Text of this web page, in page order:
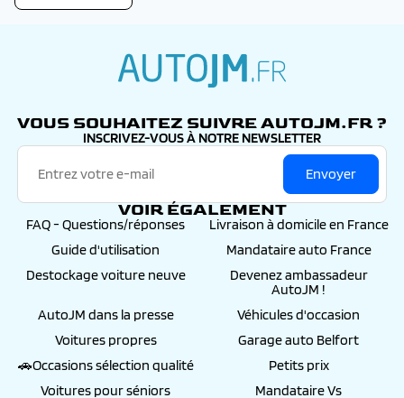
VOUS SOUHAITEZ SUIVRE AUTOJM.FR ?
INSCRIVEZ-VOUS À NOTRE NEWSLETTER
Envoyer
VOIR ÉGALEMENT
FAQ - Questions/réponses
Livraison à domicile en France
Guide d'utilisation
Mandataire auto France
Destockage voiture neuve
Devenez ambassadeur
AutoJM !
AutoJM dans la presse
Véhicules d'occasion
Voitures propres
Garage auto Belfort
🚗Occasions sélection qualité
Petits prix
Voitures pour séniors
Mandataire Vs